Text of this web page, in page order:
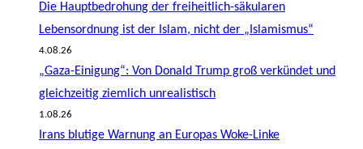
Die Hauptbedrohung der freiheitlich-säkularen
Lebensordnung ist der Islam, nicht der „Islamismus“
4.08.26
„Gaza-Einigung“: Von Donald Trump groß verkündet und
gleichzeitig ziemlich unrealistisch
1.08.26
Irans blutige Warnung an Europas Woke-Linke